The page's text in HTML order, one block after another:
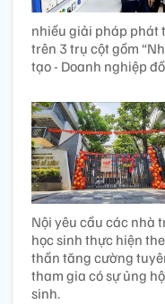
nhiều giải pháp phát
trên 3 trụ cột gồm
tạo - Doanh nghiệp
Nội yêu cầu các nhà
học sinh thực hiện
thần tăng cường
tham gia có sự ủng
sinh.